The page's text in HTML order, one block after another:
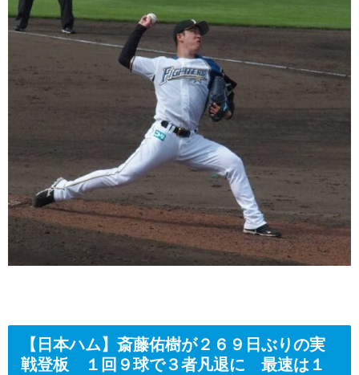
【日本ハム】斎藤佑樹が２６９日ぶりの実
戦登板 １回９球で３者凡退に 最速は１